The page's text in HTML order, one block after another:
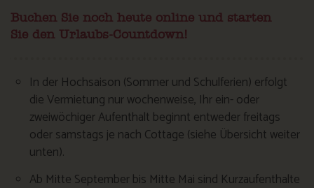
Buchen Sie noch heute online und starten
Sie den Urlaubs-Countdown!
In der Hochsaison (Sommer und Schulferien) erfolgt
die Vermietung nur wochenweise, Ihr ein- oder
zweiwöchiger Aufenthalt beginnt entweder freitags
oder samstags je nach Cottage (siehe Übersicht weiter
unten).
Ab Mitte September bis Mitte Mai sind Kurzaufenthalte